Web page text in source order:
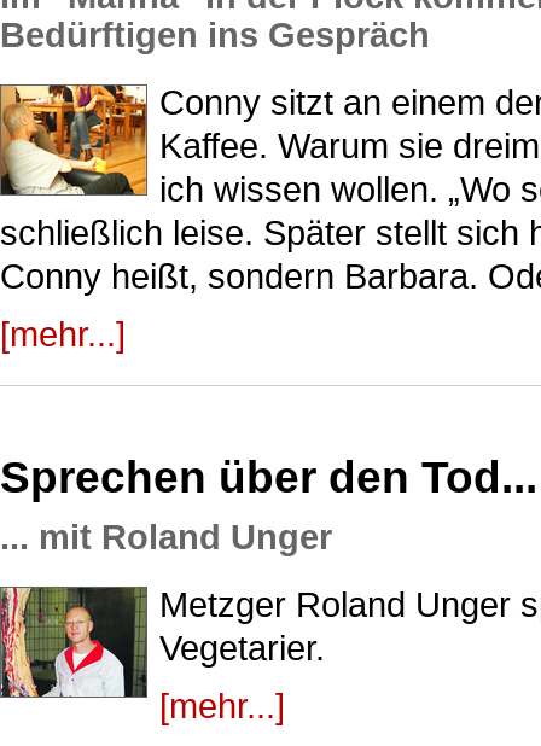
Bedürftigen ins Gespräch
Conny sitzt an einem
Kaffee. Warum sie
ich wissen wollen. „Wo
schließlich leise. Später stellt sich
Conny heißt, sondern Barbara.
[mehr...]
Sprechen über den Tod...
... mit Roland Unger
Metzger Roland Unger
Vegetarier.
[mehr...]